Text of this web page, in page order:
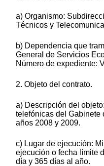
a) Organismo:
Técnicos y
b) Dependencia que
General de Servicios
Número de expediente:
2. Objeto del contrato.
a) Descripción del
telefónicas del Gabinete
años 2008 y 2009.
c) Lugar de ejecución:
ejecución o fecha límite
día y 365 días al año.